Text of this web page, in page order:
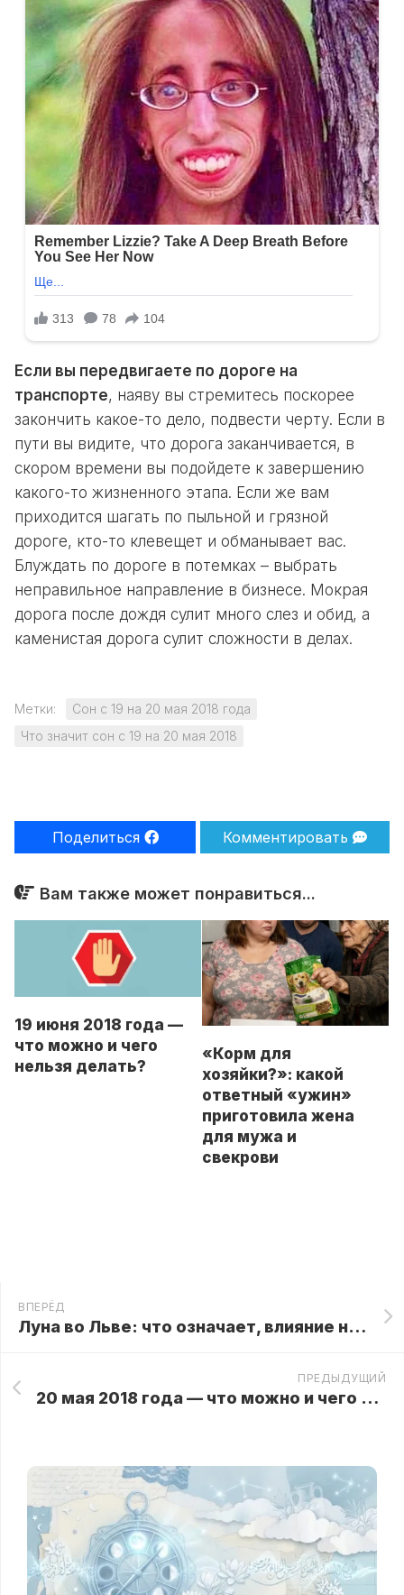
Если вы передвигаете по дороге на
транспорте, наяву вы стремитесь поскорее
закончить какое-то дело, подвести черту. Если в
пути вы видите, что дорога заканчивается, в
скором времени вы подойдете к завершению
какого-то жизненного этапа. Если же вам
приходится шагать по пыльной и грязной
дороге, кто-то клевещет и обманывает вас.
Блуждать по дороге в потемках – выбрать
неправильное направление в бизнесе. Мокрая
дорога после дождя сулит много слез и обид, а
каменистая дорога сулит сложности в делах.
Метки:
Сон с 19 на 20 мая 2018 года
Что значит сон с 19 на 20 мая 2018
Поделиться Комментировать
Вам также может понравиться...
19 июня 2018 года —
что можно и чего
нельзя делать?
«Корм для
хозяйки?»: какой
ответный «ужин»
приготовила жена
для мужа и
свекрови
ВПЕРЁД
Луна во Льве: что означает, влияние на знаки зодиака
ПРЕДЫДУЩИЙ
20 мая 2018 года — что можно и чего нельзя делать?